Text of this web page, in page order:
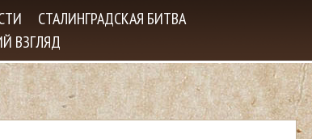
navigationСТАЛИНГРАДСКАЯ БИТВА
ВЗГЛЯД